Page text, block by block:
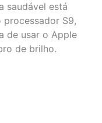
saudável está
processador S9,
de usar o Apple
de brilho.